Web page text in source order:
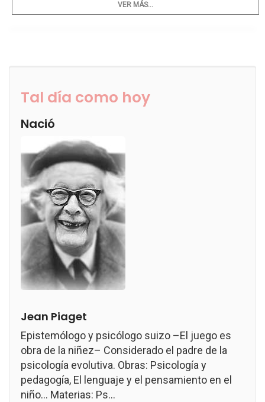
VER MÁS...
Tal día como hoy
Nació
Jean Piaget
Epistemólogo y psicólogo suizo –El juego es
obra de la niñez– Considerado el padre de la
psicología evolutiva. Obras: Psicología y
pedagogía, El lenguaje y el pensamiento en el
niño... Materias: Ps...